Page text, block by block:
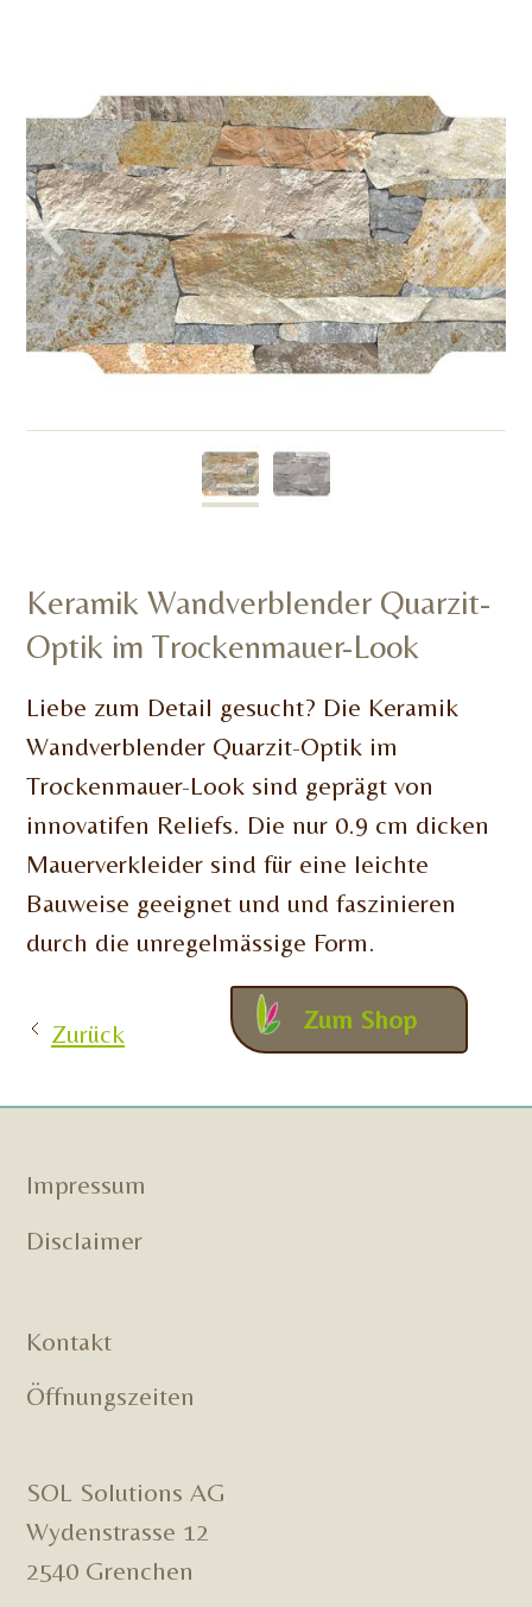
Zum Shop
Keramik Wandverblender Quarzit-
Optik im Trockenmauer-Look
Liebe zum Detail gesucht? Die Keramik
Wandverblender Quarzit-Optik im
Trockenmauer-Look sind geprägt von
innovatifen Reliefs. Die nur 0.9 cm dicken
Mauerverkleider sind für eine leichte
Bauweise geeignet und und faszinieren
durch die unregelmässige Form.
Zurück
Impressum
Disclaimer
Kontakt
Öffnungszeiten
SOL Solutions AG
Wydenstrasse 12
2540 Grenchen